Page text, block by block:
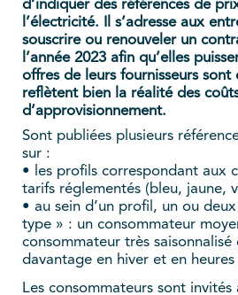
d’indiquer des références de
l’électricité. Il s’adresse aux
souscrire ou renouveler un
l’année 2023 afin qu’elles
offres de leurs fournisseurs
reflètent bien la réalité des
d’approvisionnement.
Sont publiées plusieurs
sur :
• les profils correspondant aux
tarifs réglementés (bleu, jaune,
• au sein d’un profil, un ou
type » : un consommateur
consommateur très saisonnalisé
davantage en hiver et en heures
Les consommateurs sont